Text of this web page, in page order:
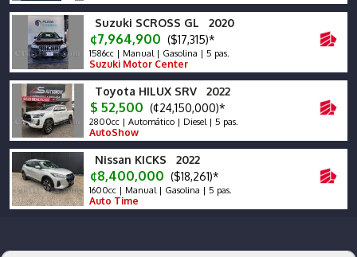
Suzuki SCROSS GL 2020
¢7,964,900 ($17,315)*
1586cc | Manual | Gasolina | 5 pas.
Suzuki Motor Center
Toyota HILUX SRV 2022
$ 52,500 (¢24,150,000)*
2800cc | Automático | Diesel | 5 pas.
AutoShow
Nissan KICKS 2022
¢8,400,000 ($18,261)*
1600cc | Manual | Gasolina | 5 pas.
Auto Time